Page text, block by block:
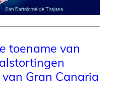
toename van
Gran Canaria